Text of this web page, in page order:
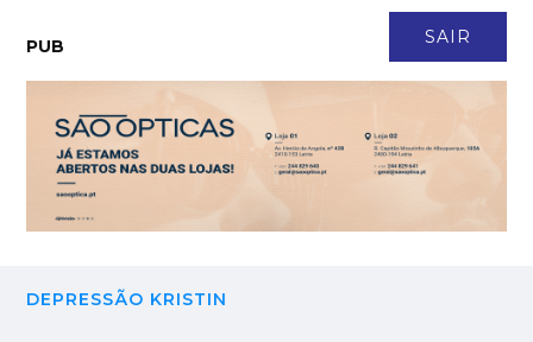
SAIR
PUB
PSD propõe isentar impostos municipais a famílias e empresas
afectadas. Câmara vota contra
DEPRESSÃO KRISTIN